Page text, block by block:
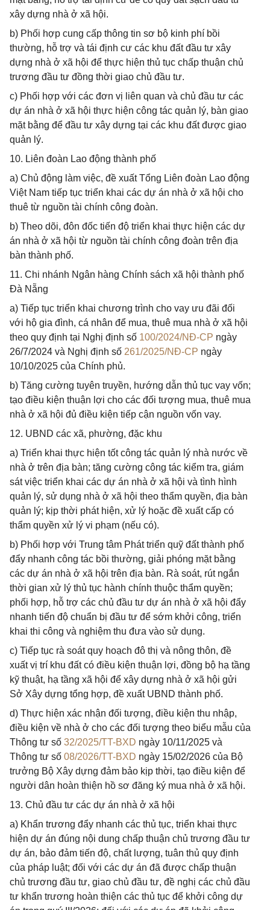
xây dựng nhà ở xã hội.
b) Phối hợp cung cấp thông tin sơ bộ kinh phí bồi
thường, hỗ trợ và tái định cư các khu đất đầu tư xây
dựng nhà ở xã hội để thực hiện thủ tục chấp thuận chủ
trương đầu tư đồng thời giao chủ đầu tư.
c) Phối hợp với các đơn vị liên quan và chủ đầu tư các
dự án nhà ở xã hội thực hiện công tác quản lý, bàn giao
mặt bằng để đầu tư xây dựng tại các khu đất được giao
quản lý.
10. Liên đoàn Lao động thành phố
a) Chủ động làm việc, đề xuất Tổng Liên đoàn Lao động
Việt Nam tiếp tục triển khai các dự án nhà ở xã hội cho
thuê từ nguồn tài chính công đoàn.
b) Theo dõi, đôn đốc tiến độ triển khai thực hiện các dự
án nhà ở xã hội từ nguồn tài chính công đoàn trên địa
bàn thành phố.
11. Chi nhánh Ngân hàng Chính sách xã hội thành phố
Đà Nẵng
a) Tiếp tục triển khai chương trình cho vay ưu đãi đối
với hộ gia đình, cá nhân để mua, thuê mua nhà ở xã hội
theo quy định tại Nghị định số 100/2024/NĐ-CP ngày
26/7/2024 và Nghị định số 261/2025/NĐ-CP ngày
10/10/2025 của Chính phủ.
b) Tăng cường tuyên truyền, hướng dẫn thủ tục vay vốn;
tạo điều kiện thuận lợi cho các đối tượng mua, thuê mua
nhà ở xã hội đủ điều kiện tiếp cận nguồn vốn vay.
12. UBND các xã, phường, đặc khu
a) Triển khai thực hiện tốt công tác quản lý nhà nước về
nhà ở trên địa bàn; tăng cường công tác kiểm tra, giám
sát việc triển khai các dự án nhà ở xã hội và tình hình
quản lý, sử dụng nhà ở xã hội theo thẩm quyền, địa bàn
quản lý; kịp thời phát hiện, xử lý hoặc đề xuất cấp có
thẩm quyền xử lý vi phạm (nếu có).
b) Phối hợp với Trung tâm Phát triển quỹ đất thành phố
đẩy nhanh công tác bồi thường, giải phóng mặt bằng
các dự án nhà ở xã hội trên địa bàn. Rà soát, rút ngắn
thời gian xử lý thủ tục hành chính thuộc thẩm quyền;
phối hợp, hỗ trợ các chủ đầu tư dự án nhà ở xã hội đẩy
nhanh tiến độ chuẩn bị đầu tư để sớm khởi công, triển
khai thi công và nghiệm thu đưa vào sử dụng.
c) Tiếp tục rà soát quy hoạch đô thị và nông thôn, đề
xuất vị trí khu đất có điều kiện thuận lợi, đồng bộ hạ tầng
kỹ thuật, hạ tầng xã hội để xây dựng nhà ở xã hội gửi
Sở Xây dựng tổng hợp, đề xuất UBND thành phố.
d) Thực hiện xác nhận đối tượng, điều kiện thu nhập,
điều kiện về nhà ở cho các đối tượng theo biểu mẫu của
Thông tư số 32/2025/TT-BXD ngày 10/11/2025 và
Thông tư số 08/2026/TT-BXD ngày 15/02/2026 của Bộ
trưởng Bộ Xây dựng đảm bảo kịp thời, tạo điều kiện để
người dân hoàn thiện hồ sơ đăng ký mua nhà ở xã hội.
13. Chủ đầu tư các dự án nhà ở xã hội
a) Khẩn trương đẩy nhanh các thủ tục, triển khai thực
hiện dự án đúng nội dung chấp thuận chủ trương đầu tư
dự án, bảo đảm tiến độ, chất lượng, tuân thủ quy định
của pháp luật; đối với các dự án đã được chấp thuận
chủ trương đầu tư, giao chủ đầu tư, đề nghị các chủ đầu
tư khẩn trương hoàn thiện các thủ tục để khởi công dự